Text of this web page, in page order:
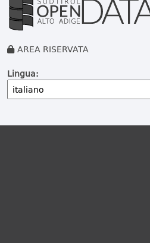
AREA RISERVATA
Lingua